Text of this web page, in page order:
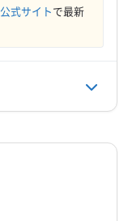
公式サイトで最新